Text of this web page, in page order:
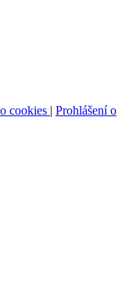
cookies | Prohlášení o